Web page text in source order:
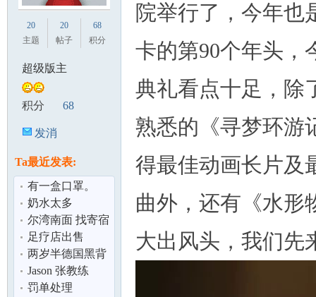
20
主题
20
帖子
68
积分
超级版主
积分 68
发消
Ta最近发表:
有一盒口罩。
30$ 里面50片
奶水太多
尔湾南面 找寄宿
家庭 （离开尔湾
13mile）
足疗店出售
两岁半德国黑背
犬找新家（赠
送）
Jason 张教练
DMV 注册教练
罚单处理
院举行了，今年也
卡的第90个年头，
典礼看点十足，除
熟悉的《寻梦环游
得最佳动画长片及
曲外，还有《水形
大出风头，我们先